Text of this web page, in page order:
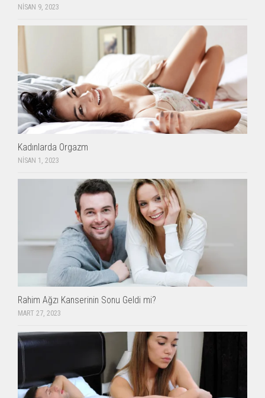
NISAN 9, 2023
Kadınlarda Orgazm
NISAN 1, 2023
Rahim Ağzı Kanserinin Sonu Geldi mi?
MART 27, 2023